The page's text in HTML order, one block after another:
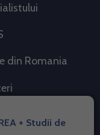
+ Studii de
din Romania